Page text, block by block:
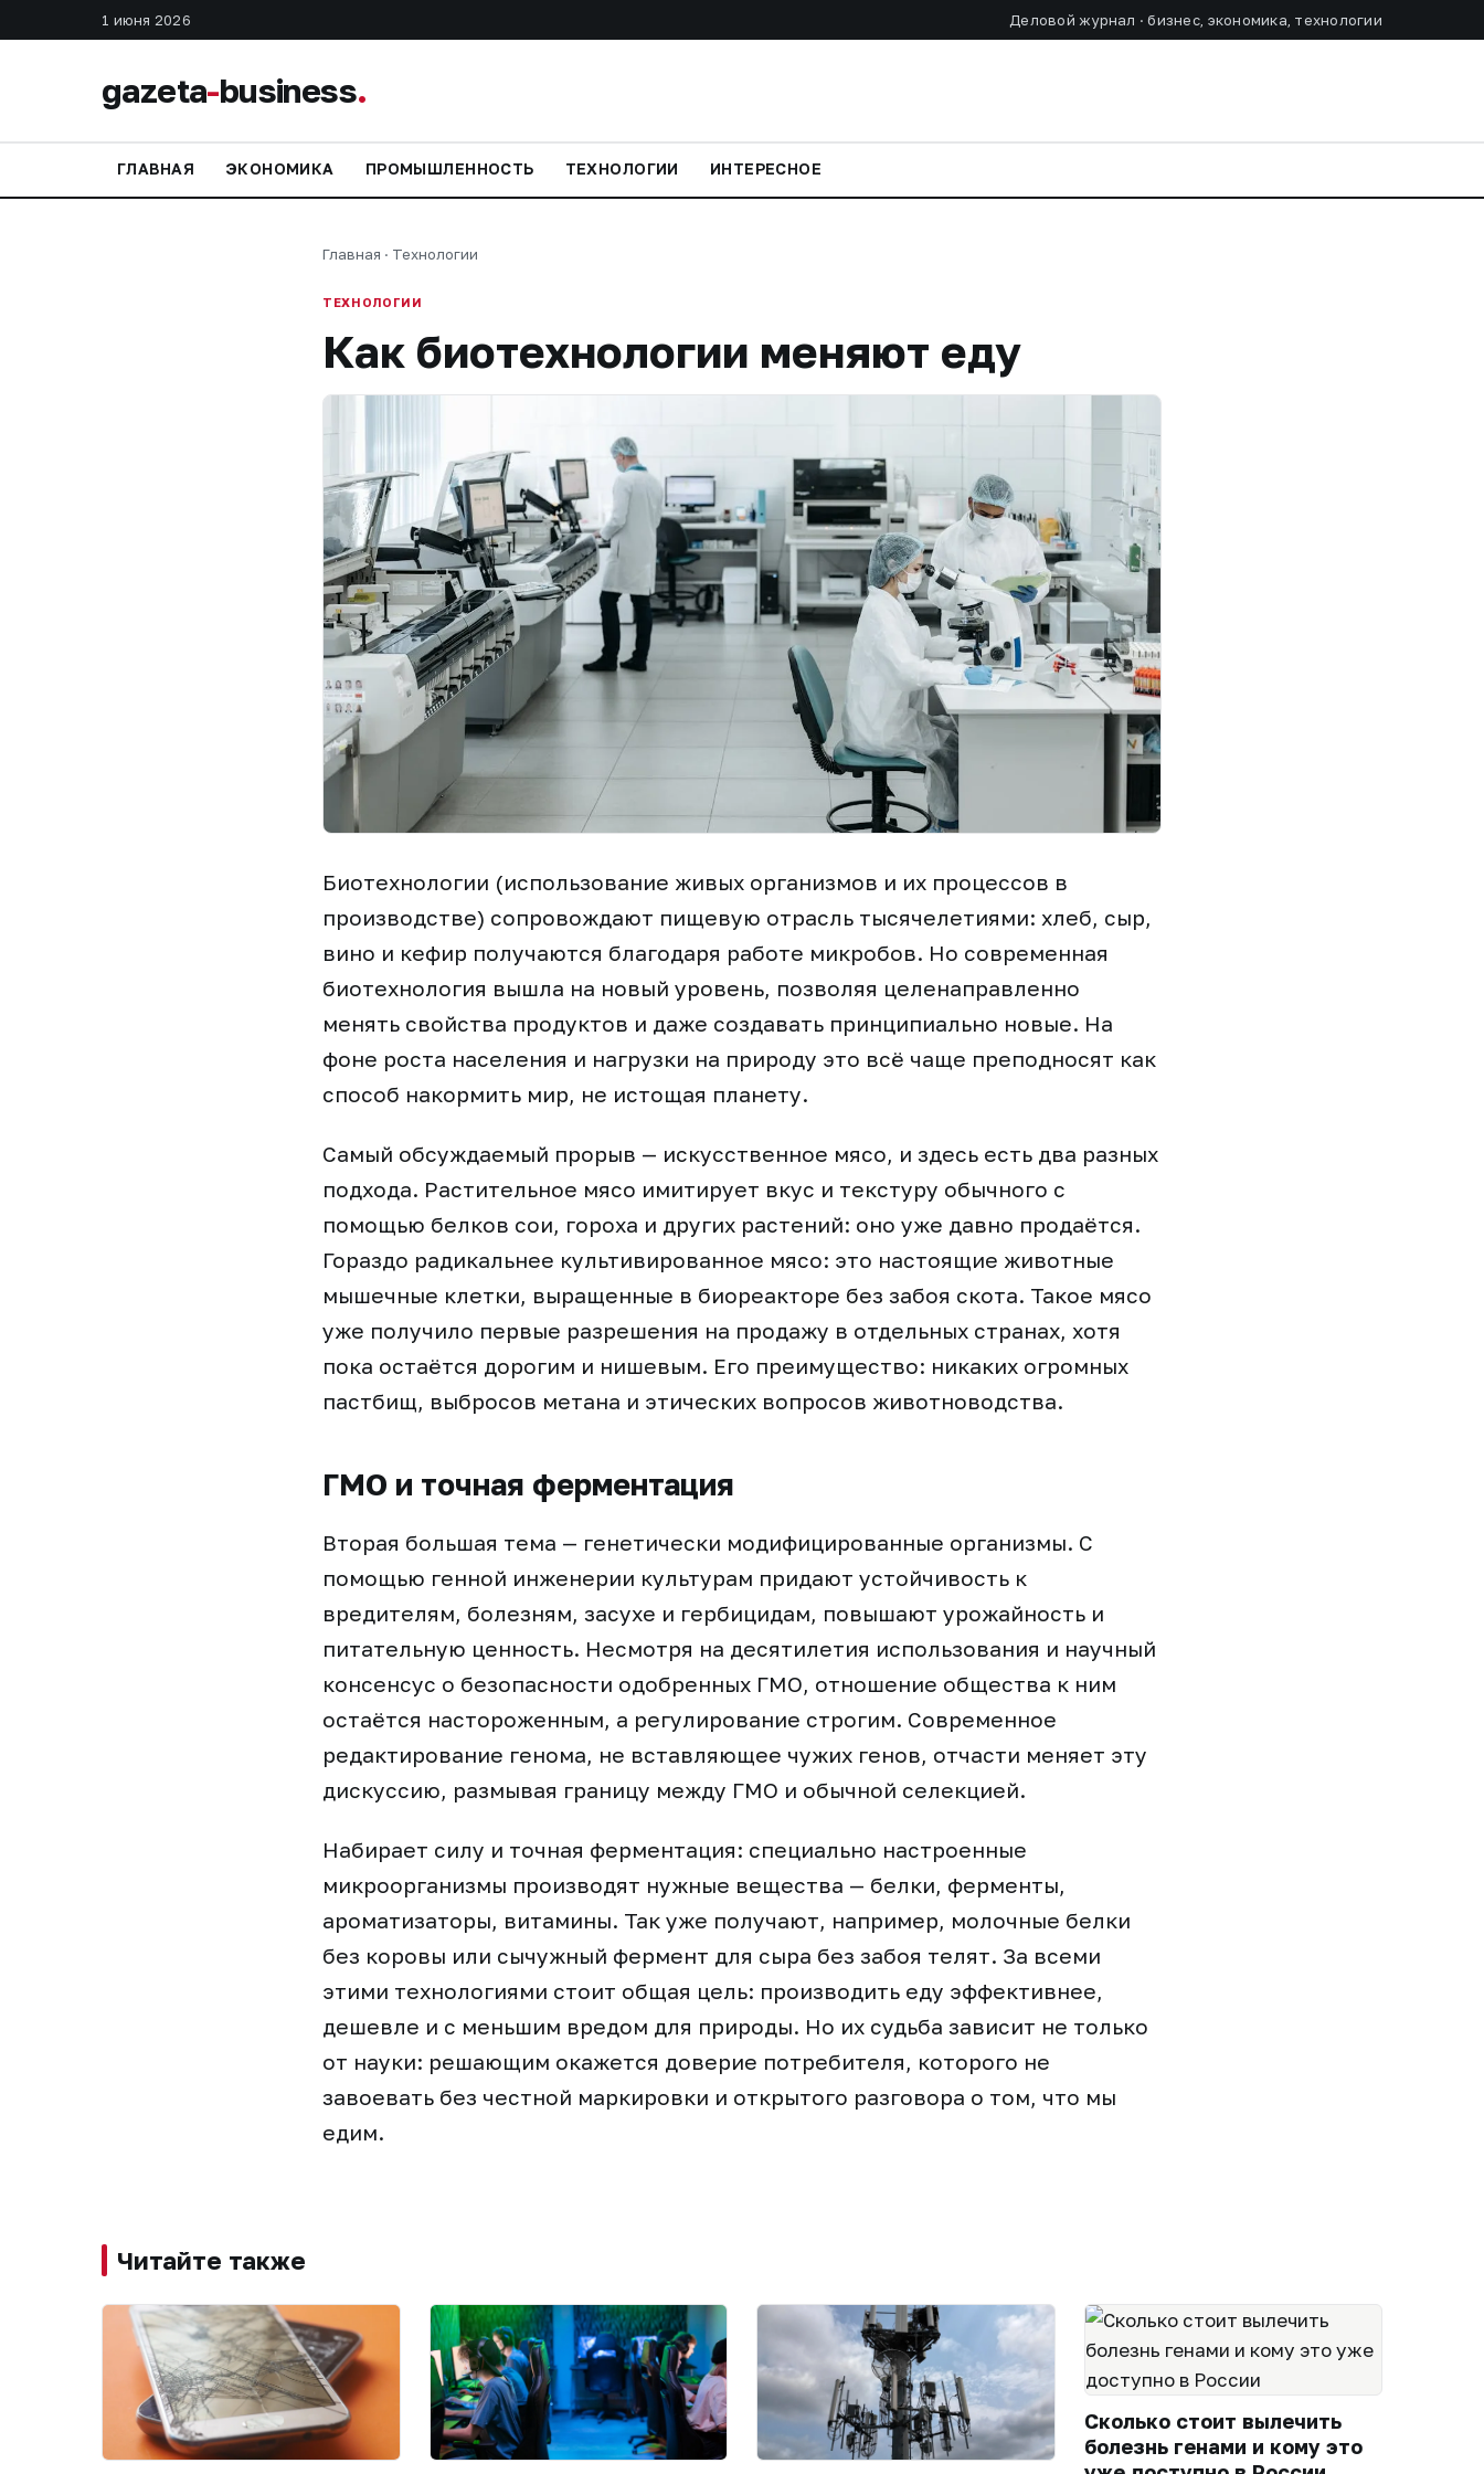
1 июня 2026 Деловой журнал · бизнес, экономика, технологии
gazeta-business.
ГЛАВНАЯ ЭКОНОМИКА ПРОМЫШЛЕННОСТЬ ТЕХНОЛОГИИ ИНТЕРЕСНОЕ
Главная · Технологии
ТЕХНОЛОГИИ
Как биотехнологии меняют еду
Биотехнологии (использование живых организмов и их процессов в
производстве) сопровождают пищевую отрасль тысячелетиями: хлеб, сыр,
вино и кефир получаются благодаря работе микробов. Но современная
биотехнология вышла на новый уровень, позволяя целенаправленно
менять свойства продуктов и даже создавать принципиально новые. На
фоне роста населения и нагрузки на природу это всё чаще преподносят как
способ накормить мир, не истощая планету.
Самый обсуждаемый прорыв — искусственное мясо, и здесь есть два разных
подхода. Растительное мясо имитирует вкус и текстуру обычного с
помощью белков сои, гороха и других растений: оно уже давно продаётся.
Гораздо радикальнее культивированное мясо: это настоящие животные
мышечные клетки, выращенные в биореакторе без забоя скота. Такое мясо
уже получило первые разрешения на продажу в отдельных странах, хотя
пока остаётся дорогим и нишевым. Его преимущество: никаких огромных
пастбищ, выбросов метана и этических вопросов животноводства.
ГМО и точная ферментация
Вторая большая тема — генетически модифицированные организмы. С
помощью генной инженерии культурам придают устойчивость к
вредителям, болезням, засухе и гербицидам, повышают урожайность и
питательную ценность. Несмотря на десятилетия использования и научный
консенсус о безопасности одобренных ГМО, отношение общества к ним
остаётся настороженным, а регулирование строгим. Современное
редактирование генома, не вставляющее чужих генов, отчасти меняет эту
дискуссию, размывая границу между ГМО и обычной селекцией.
Набирает силу и точная ферментация: специально настроенные
микроорганизмы производят нужные вещества — белки, ферменты,
ароматизаторы, витамины. Так уже получают, например, молочные белки
без коровы или сычужный фермент для сыра без забоя телят. За всеми
этими технологиями стоит общая цель: производить еду эффективнее,
дешевле и с меньшим вредом для природы. Но их судьба зависит не только
от науки: решающим окажется доверие потребителя, которого не
завоевать без честной маркировки и открытого разговора о том, что мы
едим.
Читайте также
Сколько стоит вылечить
болезнь генами и кому это